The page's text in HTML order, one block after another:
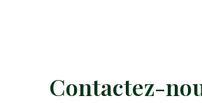
Contactez-